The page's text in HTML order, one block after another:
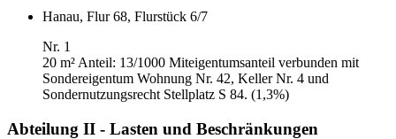
Hanau, Flur 68, Flurstück 6/7
Nr. 1
20 m² Anteil: 13/1000 Miteigentumsanteil verbunden mit
Sondereigentum Wohnung Nr. 42, Keller Nr. 4 und
Sondernutzungsrecht Stellplatz S 84. (1,3%)
Abteilung II - Lasten und Beschränkungen